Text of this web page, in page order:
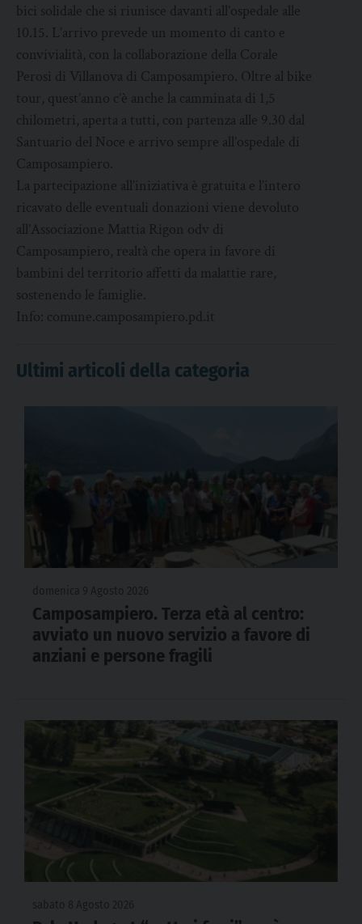
bici solidale che si riunisce davanti all’ospedale alle
10.15. L’arrivo prevede un momento di canto e
convivialità, con la collaborazione della Corale
Perosi di Villanova di Camposampiero. Oltre al bike
tour, quest’anno c’è anche la camminata di 1,5
chilometri, aperta a tutti, con partenza alle 9.30 dal
Santuario del Noce e arrivo sempre all’ospedale di
Camposampiero.
La partecipazione all’iniziativa è gratuita e l’intero
ricavato delle eventuali donazioni viene devoluto
all’Associazione Mattia Rigon odv di
Camposampiero, realtà che opera in favore di
bambini del territorio affetti da malattie rare,
sostenendo le famiglie.
Info: comune.camposampiero.pd.it
Ultimi articoli della categoria
Camposampiero. Terza età al centro:
avviato un nuovo servizio a favore di
anziani e persone fragili